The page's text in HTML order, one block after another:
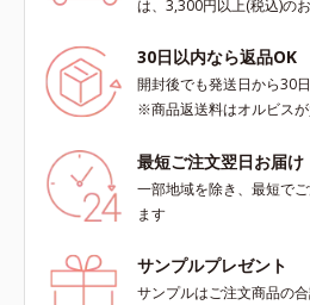
は、3,300円以上(税込)の
30日以内なら返品OK
開封後でも発送日から30
※商品返送料はオルビス
最短ご注文翌日お届け
一部地域を除き、最短で
ます
サンプルプレゼント
サンプルはご注文商品の